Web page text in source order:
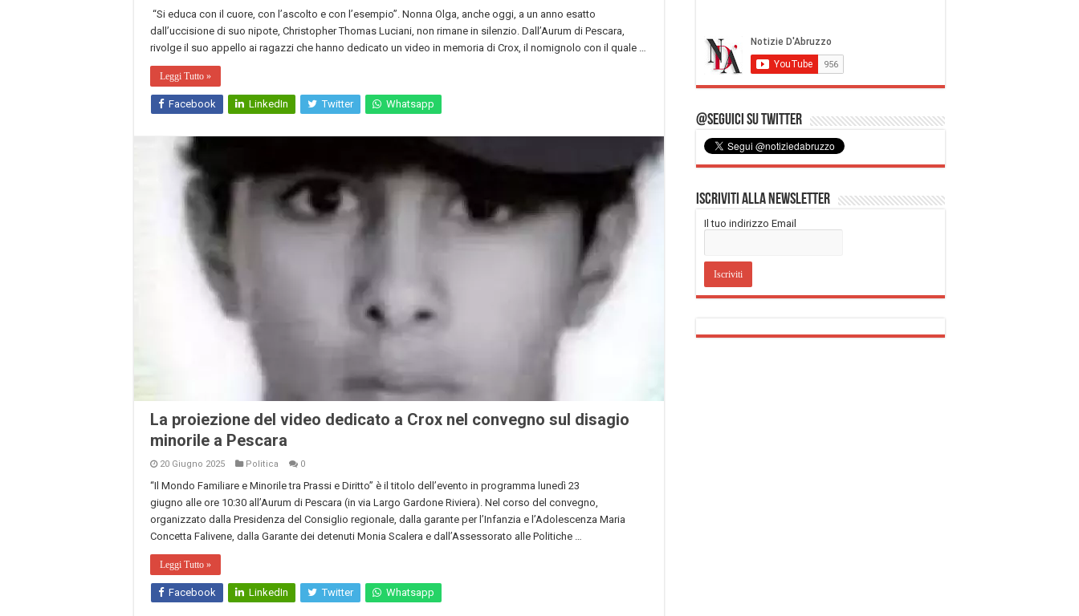
“Si educa con il cuore, con l’ascolto e con l’esempio”. Nonna Olga, anche oggi, a un anno esatto
dall’uccisione di suo nipote, Christopher Thomas Luciani, non rimane in silenzio. Dall’Aurum di Pescara,
rivolge il suo appello ai ragazzi che hanno dedicato un video in memoria di Crox, il nomignolo con il quale …
Leggi Tutto »
Facebook LinkedIn Twitter Whatsapp
La proiezione del video dedicato a Crox nel convegno sul disagio
minorile a Pescara
20 Giugno 2025 Politica 0
“Il Mondo Familiare e Minorile tra Prassi e Diritto” è il titolo dell’evento in programma lunedì 23
giugno alle ore 10:30 all’Aurum di Pescara (in via Largo Gardone Riviera). Nel corso del convegno,
organizzato dalla Presidenza del Consiglio regionale, dalla garante per l’Infanzia e l’Adolescenza Maria
Concetta Falivene, dalla Garante dei detenuti Monia Scalera e dall’Assessorato alle Politiche …
Leggi Tutto »
Facebook LinkedIn Twitter Whatsapp
@Seguici su Twitter
Iscriviti alla Newsletter
Il tuo indirizzo Email